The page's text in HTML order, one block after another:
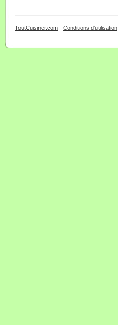
ToutCuisiner.com - Conditions d'utilisation